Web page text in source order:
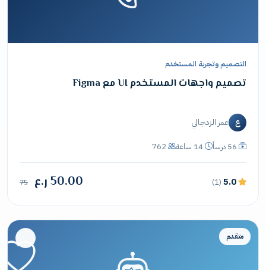
التصميم وتجربة المستخدم
تصميم واجهات المستخدم UI مع Figma
ع عمر الزدجالي
56 درساً 14 ساعة 762
5.0
(1) 50.00 ر.ع 75
متقدم